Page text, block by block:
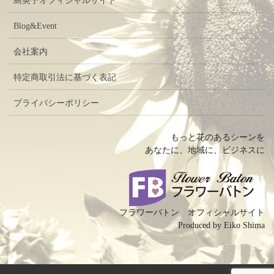
Blog&Event
会社案内
特定商取引法に基づく表記
プライバシーポリシー
もっと花のあるシーンを
あなたに、地域に、ビジネスに
フラワーバトン オフィシャルサイト
Produced by Eiko Shima